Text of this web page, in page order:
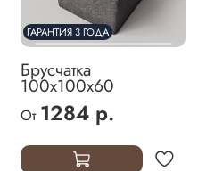
ГАРАНТИЯ 3 ГОДА
Брусчатка
100х100х60
От 1284 р.